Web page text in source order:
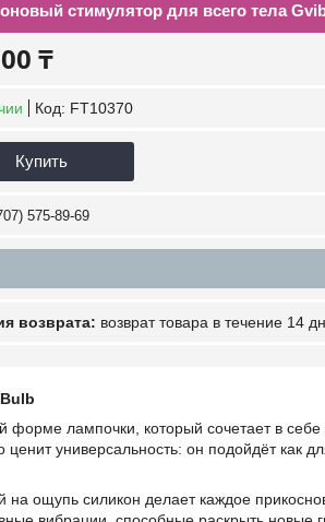
стимулятор для всего тела
₸
Код: FT10370
Купить
575-89-69
возврат товара в течение 14
лампочки, который сочетает в
ценит универсальность: он подойдёт как
на ощупь силикон делает каждое